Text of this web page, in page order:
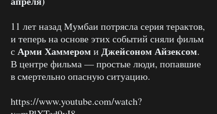
11 лет назад Мумбаи потрясла серия терактов,
и теперь на основе этих событий сняли фильм
с Арми Хаммером и Джейсоном Айзексом.
В центре фильма — простые люди, попавшие
в смертельно опасную ситуацию.
https://www.youtube.com/watch?